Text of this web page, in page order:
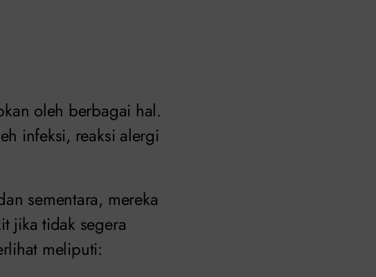
oleh berbagai hal.
infeksi, reaksi alergi
sementara, mereka
jika tidak segera
meliputi: